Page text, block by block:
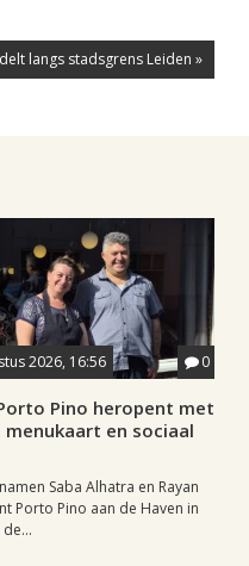
langs stadsgrens Leiden »
2026, 16:56 0
Pino heropent met
en sociaal
Saba Alhatra en Rayan
Porto Pino aan de Haven in